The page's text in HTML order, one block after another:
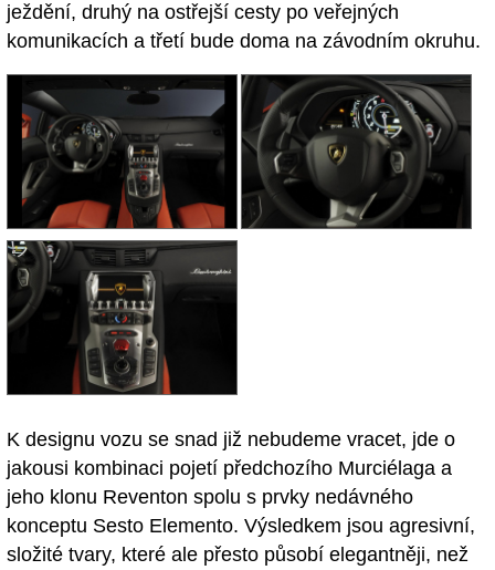
ježdění, druhý na ostřejší cesty po veřejných
komunikacích a třetí bude doma na závodním okruhu.
K designu vozu se snad již nebudeme vracet, jde o
jakousi kombinaci pojetí předchozího Murciélaga a
jeho klonu Reventon spolu s prvky nedávného
konceptu Sesto Elemento. Výsledkem jsou agresivní,
složité tvary, které ale přesto působí elegantněji, než